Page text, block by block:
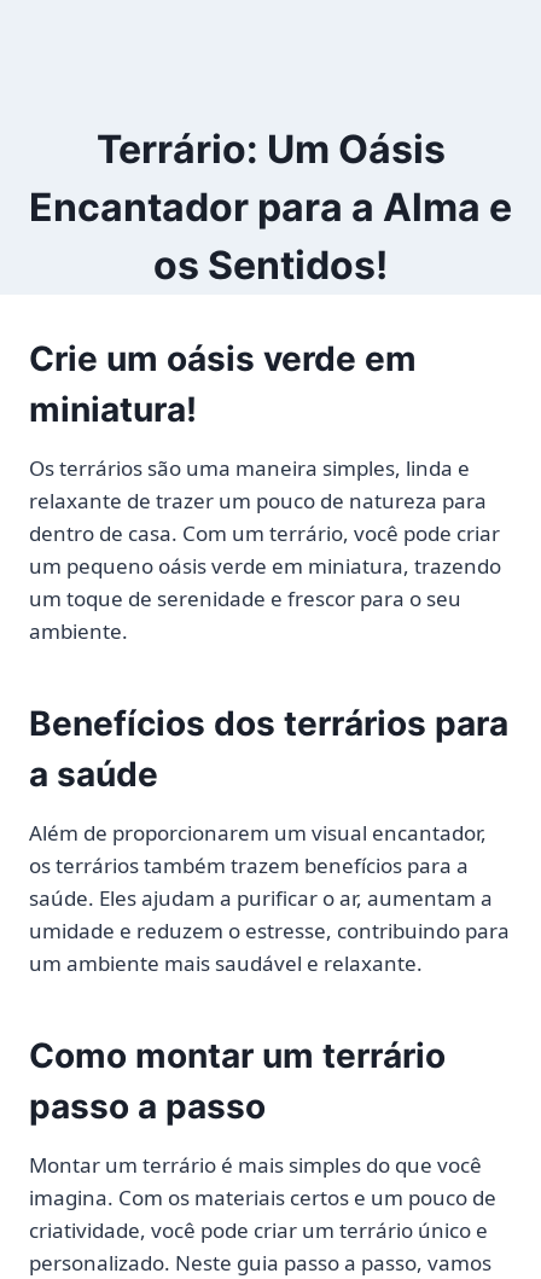
Terrário: Um Oásis
Encantador para a Alma e
os Sentidos!
Crie um oásis verde em
miniatura!
Os terrários são uma maneira simples, linda e
relaxante de trazer um pouco de natureza para
dentro de casa. Com um terrário, você pode criar
um pequeno oásis verde em miniatura, trazendo
um toque de serenidade e frescor para o seu
ambiente.
Benefícios dos terrários para
a saúde
Além de proporcionarem um visual encantador,
os terrários também trazem benefícios para a
saúde. Eles ajudam a purificar o ar, aumentam a
umidade e reduzem o estresse, contribuindo para
um ambiente mais saudável e relaxante.
Como montar um terrário
passo a passo
Montar um terrário é mais simples do que você
imagina. Com os materiais certos e um pouco de
criatividade, você pode criar um terrário único e
personalizado. Neste guia passo a passo, vamos